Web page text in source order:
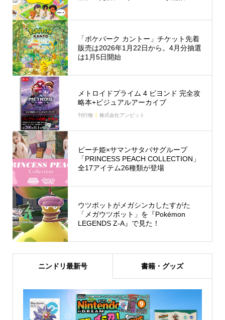
「ポケパーク カントー」チケット先着
販売は2026年1月22日から。4月分抽選
は1月5日開始
メトロイドプライム 4 ビヨンド 完全攻
略本+ビジュアルアーカイブ
刊行物 株式会社アンビット
ピーチ姫×サマンサタバサグループ
「PRINCESS PEACH COLLECTION」
全17アイテム26種類が登場
ウツボットがメガシンカしたすがた
「メガウツボット」を『Pokémon
LEGENDS Z-A』で見た！
ニンドリ最新号 書籍・グッズ